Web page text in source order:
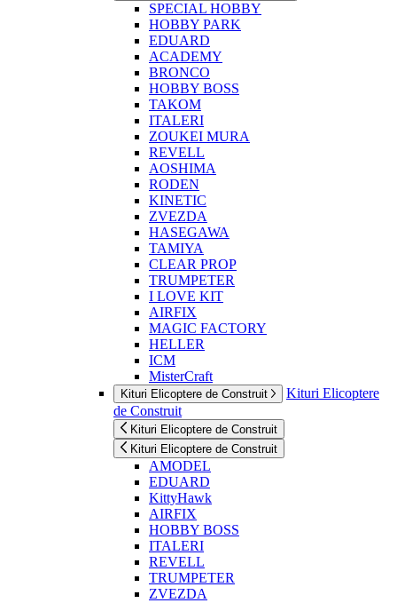
SPECIAL HOBBY
HOBBY PARK
EDUARD
ACADEMY
BRONCO
HOBBY BOSS
TAKOM
ITALERI
ZOUKEI MURA
REVELL
AOSHIMA
RODEN
KINETIC
ZVEZDA
HASEGAWA
TAMIYA
CLEAR PROP
TRUMPETER
I LOVE KIT
AIRFIX
MAGIC FACTORY
HELLER
ICM
MisterCraft
Kituri Elicoptere de Construit
Kituri Elicoptere
de Construit
Kituri Elicoptere de Construit
Kituri Elicoptere de Construit
AMODEL
EDUARD
KittyHawk
AIRFIX
HOBBY BOSS
ITALERI
REVELL
TRUMPETER
ZVEZDA